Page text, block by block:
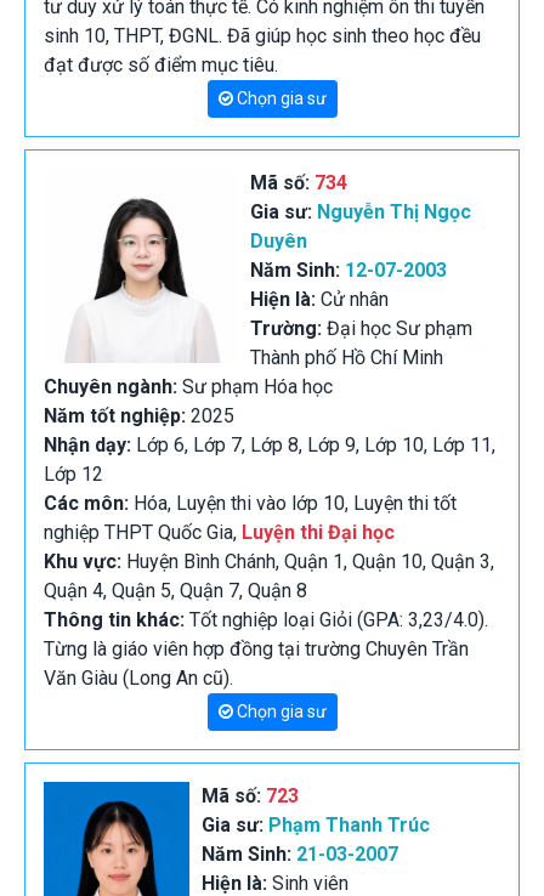
tư duy xử lý toán thực tế. Có kinh nghiệm ôn thi tuyển
sinh 10, THPT, ĐGNL. Đã giúp học sinh theo học đều
đạt được số điểm mục tiêu.
Chọn gia sư
Mã số: 734
Gia sư: Nguyễn Thị Ngọc
Duyên
Năm Sinh: 12-07-2003
Hiện là: Cử nhân
Trường: Đại học Sư phạm
Thành phố Hồ Chí Minh
Chuyên ngành: Sư phạm Hóa học
Năm tốt nghiệp: 2025
Nhận dạy: Lớp 6, Lớp 7, Lớp 8, Lớp 9, Lớp 10, Lớp 11,
Lớp 12
Các môn: Hóa, Luyện thi vào lớp 10, Luyện thi tốt
nghiệp THPT Quốc Gia, Luyện thi Đại học
Khu vực: Huyện Bình Chánh, Quận 1, Quận 10, Quận 3,
Quận 4, Quận 5, Quận 7, Quận 8
Thông tin khác: Tốt nghiệp loại Giỏi (GPA: 3,23/4.0).
Từng là giáo viên hợp đồng tại trường Chuyên Trần
Văn Giàu (Long An cũ).
Chọn gia sư
Mã số: 723
Gia sư: Phạm Thanh Trúc
Năm Sinh: 21-03-2007
Hiện là: Sinh viên